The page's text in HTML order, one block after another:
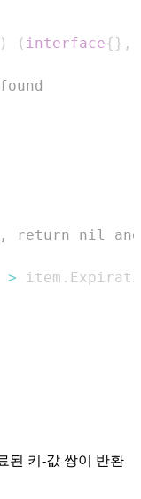
) ( interface{ } ,
return nil
> item .
된 키-값 쌍이 반환